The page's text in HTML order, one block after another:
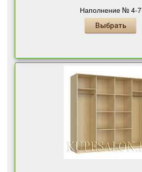
Наполнение № 4-7
Выбрать